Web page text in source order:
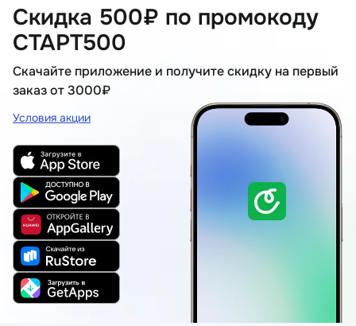
Скидка 500₽ по промокоду
СТАРТ500
Скачайте приложение и получите скидку на первый
заказ от 3000₽
Условия акции